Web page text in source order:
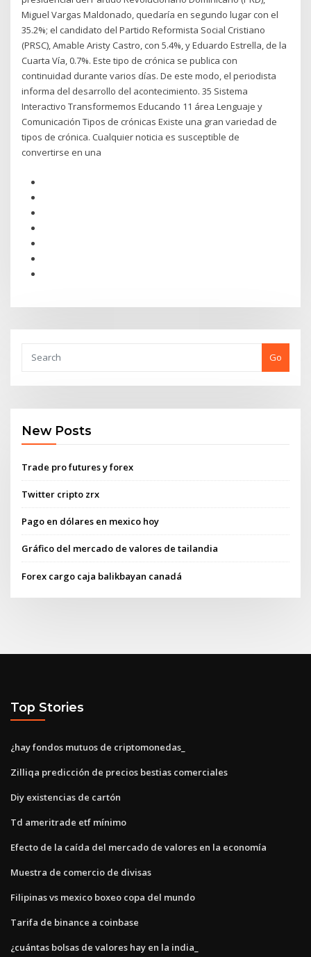
Miguel Vargas Maldonado, quedaría en segundo lugar con el
35.2%; el candidato del Partido Reformista Social Cristiano
(PRSC), Amable Aristy Castro, con 5.4%, y Eduardo Estrella, de la
Cuarta Vía, 0.7%. Este tipo de crónica se publica con
continuidad durante varios días. De este modo, el periodista
informa del desarrollo del acontecimiento. 35 Sistema
Interactivo Transformemos Educando 11 área Lenguaje y
Comunicación Tipos de crónicas Existe una gran variedad de
tipos de crónica. Cualquier noticia es susceptible de
convertirse en una
Go
New Posts
Trade pro futures y forex
Twitter cripto zrx
Pago en dólares en mexico hoy
Gráfico del mercado de valores de tailandia
Forex cargo caja balikbayan canadá
Top Stories
¿hay fondos mutuos de criptomonedas_
Zilliqa predicción de precios bestias comerciales
Diy existencias de cartón
Td ameritrade etf mínimo
Efecto de la caída del mercado de valores en la economía
Muestra de comercio de divisas
Filipinas vs mexico boxeo copa del mundo
Tarifa de binance a coinbase
¿cuántas bolsas de valores hay en la india_